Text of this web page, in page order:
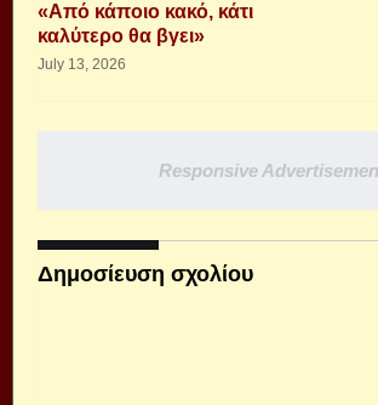
«Από κάποιο κακό, κάτι
καλύτερο θα βγει»
July 13, 2026
Responsive
Δημοσίευση σχολίου